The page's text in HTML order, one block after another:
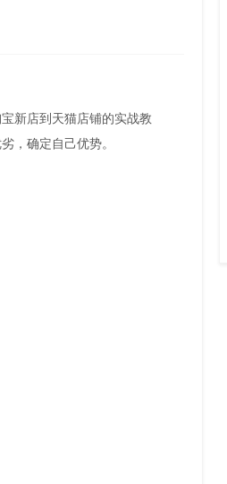
新店到天猫店铺的实战教
，确定自己优势。